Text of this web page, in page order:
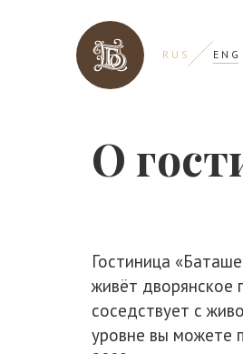
R U S E N G
О
Гостиница
живёт дворянское
соседствует с
уровне вы можете